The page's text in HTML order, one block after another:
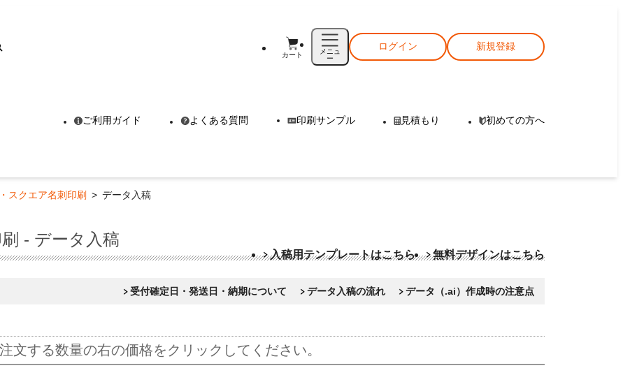
カート
メニュ
ー
ログイン 新規登録
ご利用ガイド よくある質問 印刷サンプル 見積もり 初めての方へ
スクエア名刺印刷 > データ入稿
- データ入稿
入稿用テンプレートはこちら 無料デザインはこちら
受付確定日・発送日・納期について データ入稿の流れ データ（.ai）作成時の注意点
文する数量の右の価格をクリックしてください。